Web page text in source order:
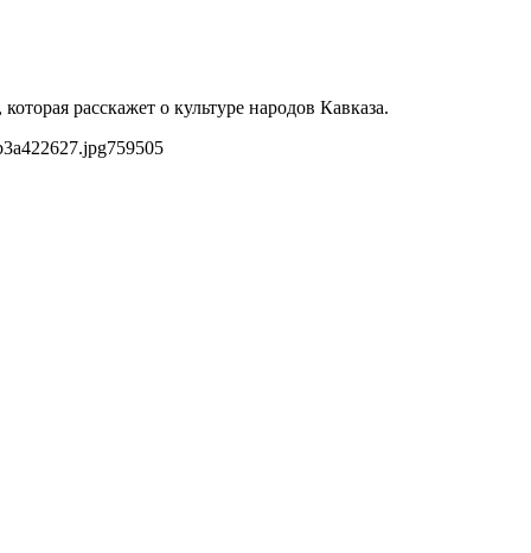
расскажет о культуре народов Кавказа.
759505